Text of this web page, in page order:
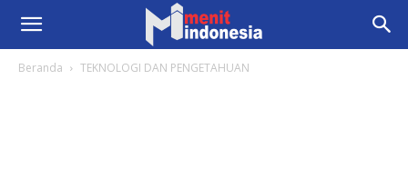
Beranda TEKNOLOGI DAN PENGETAHUAN